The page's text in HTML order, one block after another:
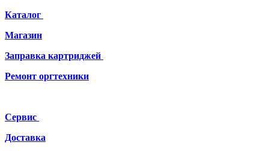
Каталог
Магазин
Заправка картриджей
Ремонт оргтехники
Сервис
Доставка